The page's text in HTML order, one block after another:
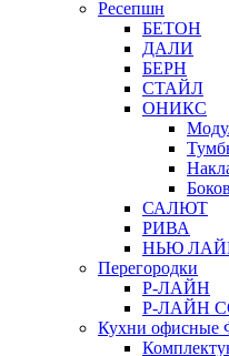
Ресепшн
БЕТОН
ДАЛИ
БЕРН
СТАЙЛ
ОНИКС
САЛЮТ
РИВА
НЬЮ
Перегородки
Р-ЛАЙН
Р-ЛАЙН
Кухни